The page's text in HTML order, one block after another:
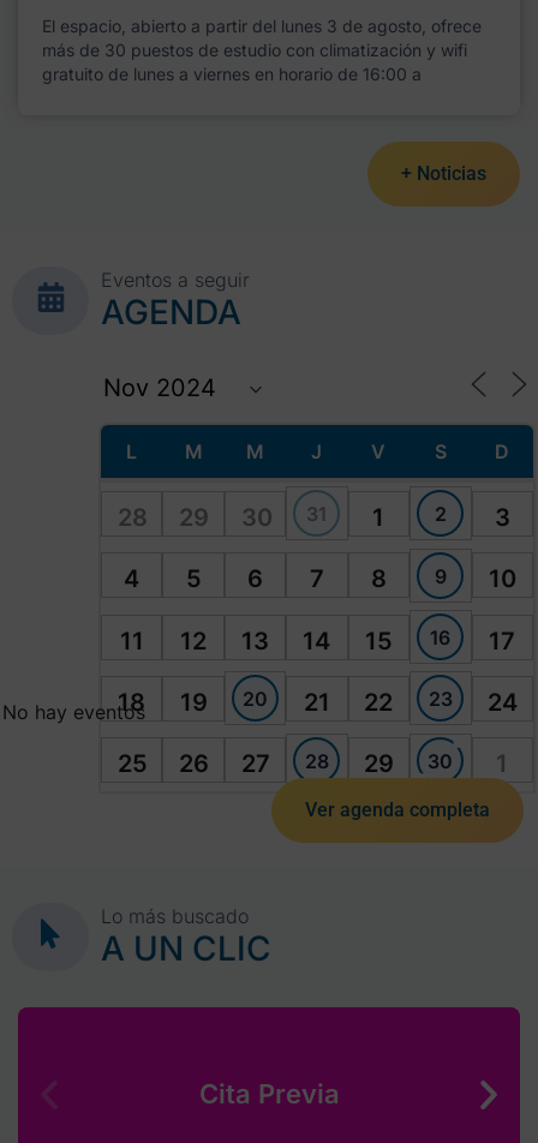
El espacio, abierto a partir del lunes 3 de agosto, ofrece
más de 30 puestos de estudio con climatización y wifi
gratuito de lunes a viernes en horario de 16:00 a
+ Noticias
Eventos a seguir
AGENDA
L M M J V S D
28 29 30 31 1 2 3
4 5 6 7 8 9 10
11 12 13 14 15 16 17
18 19 20 21 22 23 24
25 26 27 28 29 30 1
No hay eventos
Ver agenda completa
Lo más buscado
A UN CLIC
Cita Previa